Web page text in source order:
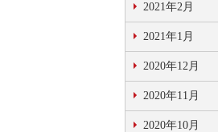
2021年2月
2021年1月
2020年12月
2020年11月
2020年10月